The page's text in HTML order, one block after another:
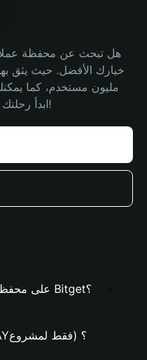
هل تبحث عن محفظة
على محفظة Bitget Wallet. ابدأ رحلتك الآن!
كيفية إنشاء محفظة PIDAY على محفظة Bitget؟